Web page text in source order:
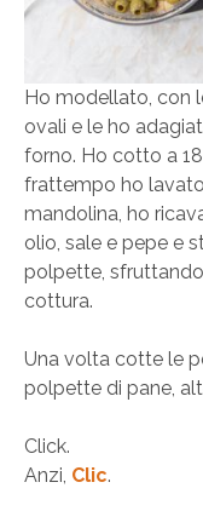
Ho modellato, con
ovali e le ho
forno. Ho cotto a
frattempo ho lavato
mandolina, ho
olio, sale e pepe e
polpette,
cottura.
Una volta cotte le
polpette di pane,
Click.
Anzi, Clic.